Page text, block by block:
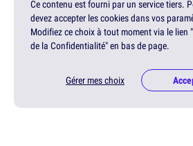
Ce contenu est fourni par un service tiers.
devez accepter les cookies dans vos
Modifiez ce choix à tout moment via le lien
de la Confidentialité" en bas de page.
Gérer mes choix